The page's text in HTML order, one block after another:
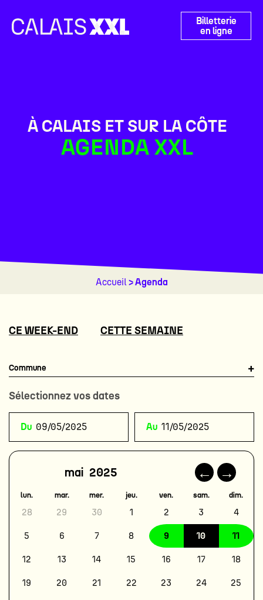
Billetterie
en ligne
À CALAIS ET SUR LA CÔTE
AGENDA XXL
Accueil> Agenda
CE WEEK-END CETTE SEMAINE
Commune
Sélectionnez vos dates
← →
lun. mar. mer. jeu. ven. sam. dim.
28 29 30 1 2 3 4
5 6 7 8 9 10 11
12 13 14 15 16 17 18
19 20 21 22 23 24 25